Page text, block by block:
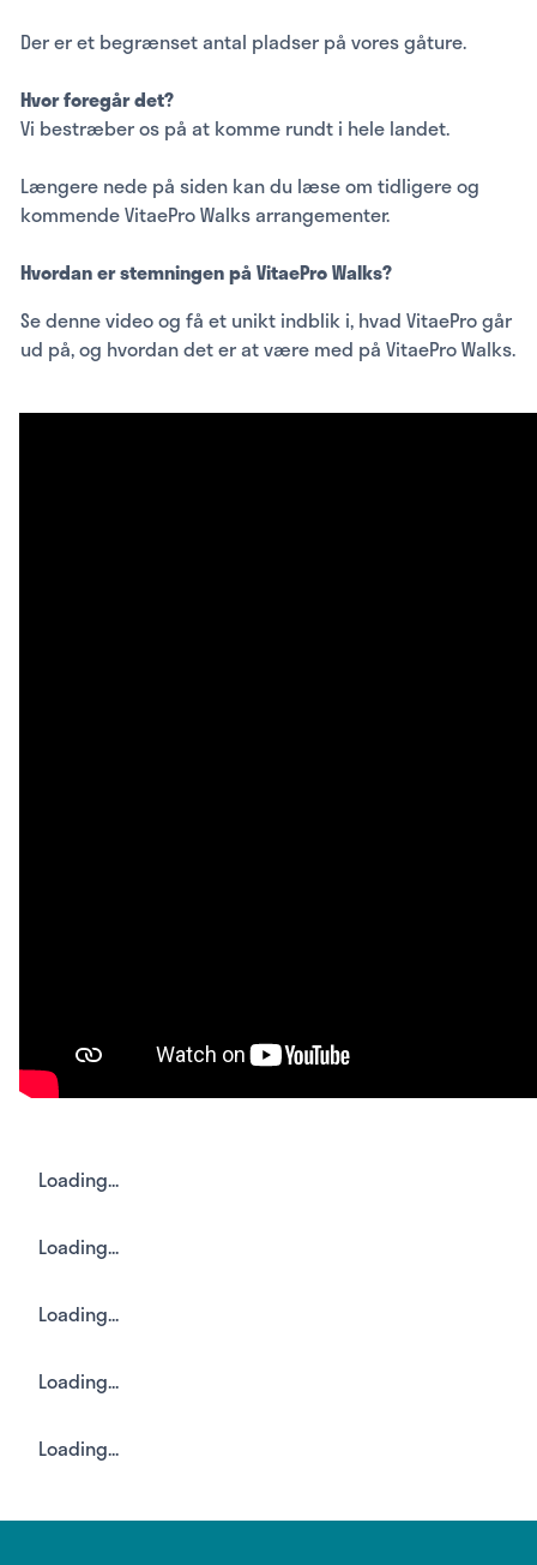
Der er et begrænset antal pladser på vores gåture.
Hvor foregår det?
Vi bestræber os på at komme rundt i hele landet.
Længere nede på siden kan du læse om tidligere og
kommende VitaePro Walks arrangementer.
Hvordan er stemningen på VitaePro Walks?
Se denne video og få et unikt indblik i, hvad VitaePro går
ud på, og hvordan det er at være med på VitaePro Walks.
Loading...
Loading...
Loading...
Loading...
Loading...